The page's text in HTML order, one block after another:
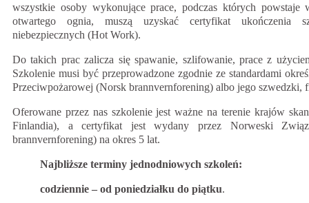
wszystkie osoby wykonujące prace, podczas których
otwartego ognia, muszą uzyskać certyfikat ukończenia
niebezpiecznych (Hot Work).
Do takich prac zalicza się spawanie, szlifowanie, prace z
Szkolenie musi być przeprowadzone zgodnie ze standardami
Przeciwpożarowej (Norsk brannvernforening) albo jego
Oferowane przez nas szkolenie jest ważne na terenie krajów
Finlandia), a certyfikat jest wydany przez Norweski
brannvernforening) na okres 5 lat.
Najbliższe terminy jednodniowych szkoleń:
codziennie – od poniedziałku do piątku.